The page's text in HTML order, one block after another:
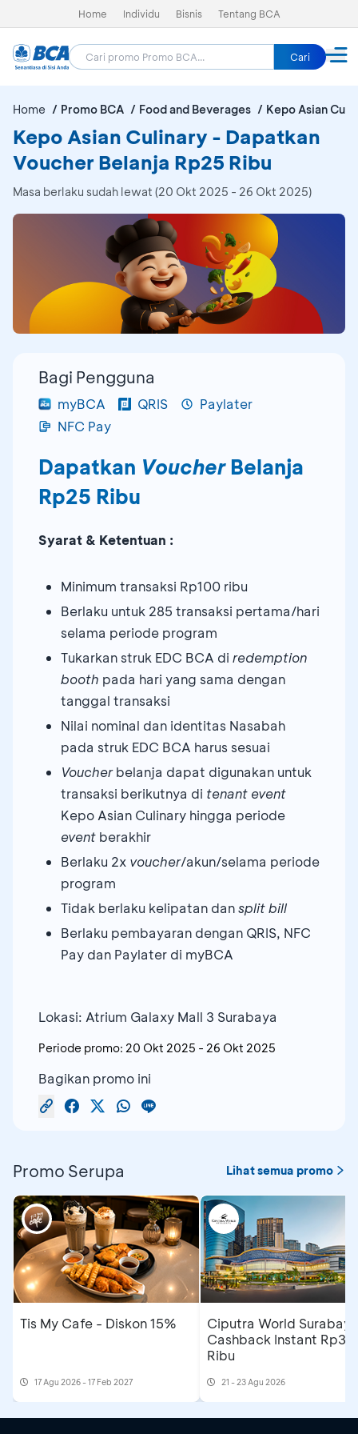
Home Individu Bisnis Tentang BCA
Cari
Home Promo BCA Food and Beverages Kepo Asian
Kepo Asian Culinary - Dapatkan
Voucher Belanja Rp25 Ribu
Masa berlaku sudah lewat (20 Okt 2025 - 26 Okt 2025)
Bagi Pengguna
myBCA QRIS
Paylater
NFC Pay
Dapatkan VoucherBelanja
Rp25 Ribu
Syarat & Ketentuan :
Minimum transaksi Rp100 ribu
Berlaku untuk 285 transaksi pertama/hari
selama periode program
Tukarkan struk EDC BCA di redemption
booth pada hari yang sama dengan
tanggal transaksi
Nilai nominal dan identitas Nasabah
pada struk EDC BCA harus sesuai
Voucherbelanja dapat digunakan untuk
transaksi berikutnya di tenant event
Kepo Asian Culinary hingga periode
event berakhir
Berlaku 2x voucher/akun/selama periode
program
Tidak berlaku kelipatan dansplit bill
Berlaku pembayaran dengan QRIS, NFC
Pay dan Paylater di myBCA
Lokasi: Atrium Galaxy Mall 3 Surabaya
Periode promo: 20 Okt 2025 - 26 Okt 2025
Bagikan promo ini
Promo Serupa Lihat semua promo
Tis My Cafe - Diskon 15%
17 Agu 2026 - 17 Feb 2027
Ciputra World
Cashback Instant Rp30
Ribu
21 - 23 Agu 2026